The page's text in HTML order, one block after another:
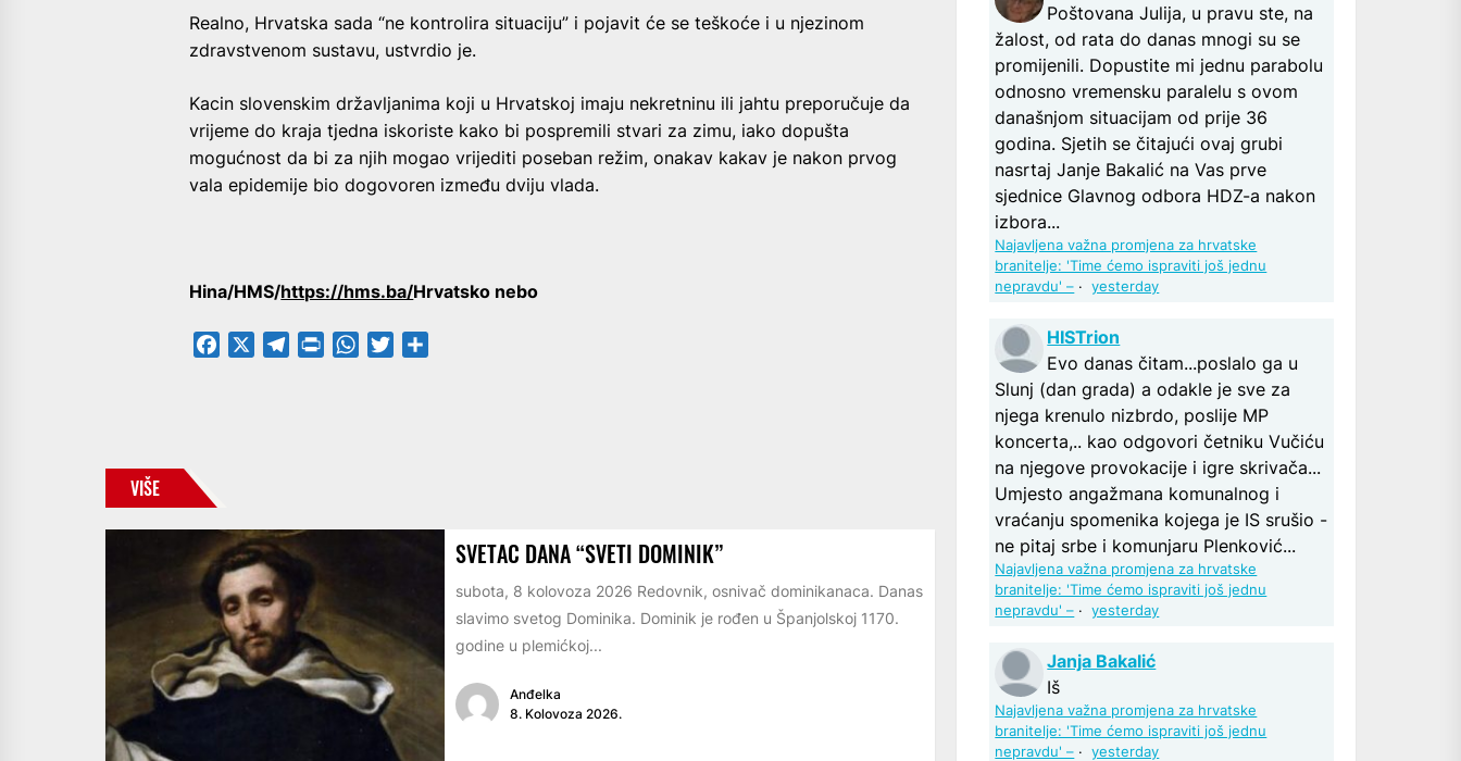
Realno, Hrvatska sada “ne kontrolira situaciju” i pojavit će se teškoće i u njezinom
zdravstvenom sustavu, ustvrdio je.
Kacin slovenskim državljanima koji u Hrvatskoj imaju nekretninu ili jahtu preporučuje da
vrijeme do kraja tjedna iskoriste kako bi pospremili stvari za zimu, iako dopušta
mogućnost da bi za njih mogao vrijediti poseban režim, onakav kakav je nakon prvog
vala epidemije bio dogovoren između dviju vlada.
Hina/HMS/https://hms.ba/Hrvatsko nebo
FacebookTelegramPrintFriendly
WhatsApp
Twitter
VIŠE
SVETAC DANA “SVETI DOMINIK”
subota, 8 kolovoza 2026 Redovnik, osnivač dominikanaca. Danas
slavimo svetog Dominika. Dominik je rođen u Španjolskoj 1170.
godine u plemićkoj...
Anđelka
8. Kolovoza 2026.
Poštovana Julija, u pravu ste, na
žalost, od rata do danas mnogi su se
promijenili. Dopustite mi jednu parabolu
odnosno vremensku paralelu s ovom
današnjom situacijam od prije 36
godina. Sjetih se čitajući ovaj grubi
nasrtaj Janje Bakalić na Vas prve
sjednice Glavnog odbora HDZ-a nakon
izbora...
Najavljena važna promjena za hrvatske
branitelje: 'Time ćemo ispraviti još jednu
nepravdu' – ·yesterday
HISTrion
Evo danas čitam...poslalo ga u
Slunj (dan grada) a odakle je sve za
njega krenulo nizbrdo, poslije MP
koncerta,.. kao odgovori četniku Vučiću
na njegove provokacije i igre skrivača...
Umjesto angažmana komunalnog i
vraćanju spomenika kojega je IS srušio -
ne pitaj srbe i komunjaru Plenković...
Najavljena važna promjena za hrvatske
branitelje: 'Time ćemo ispraviti još jednu
nepravdu' – ·yesterday
Janja Bakalić
Iš
Najavljena važna promjena za hrvatske
branitelje: 'Time ćemo ispraviti još jednu
nepravdu' – ·yesterday